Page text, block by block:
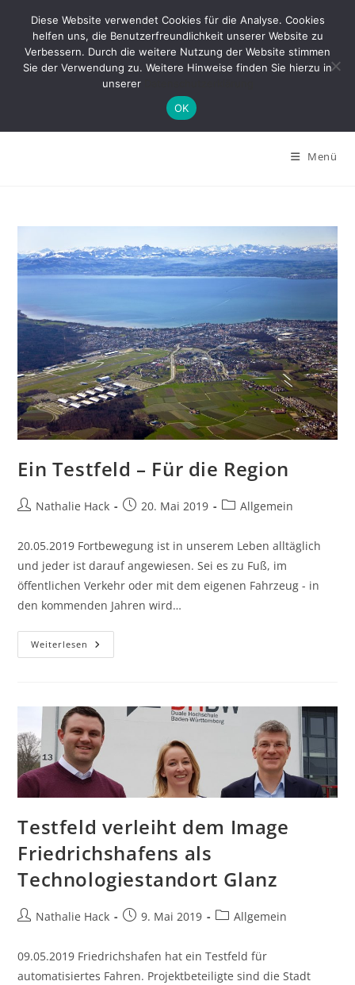
springen
Menü
Ein Testfeld – Für die Region
Beitrags-
Nathalie Hack
Beitrag20. Mai 2019
Beitrags-
Allgemein
20.05.2019 Fortbewegung ist in unserem Leben alltäglich
und jeder ist darauf angewiesen. Sei es zu Fuß, im
öffentlichen Verkehr oder mit dem eigenen Fahrzeug - in
den kommenden Jahren wird…
Weiterlesen Ein
Testfeld
Testfeld verleiht dem Image
Friedrichshafens als
Technologiestandort Glanz
Beitrags-
Nathalie Hack
Beitrag9. Mai 2019
Beitrags-
Allgemein
09.05.2019 Friedrichshafen hat ein Testfeld für
automatisiertes Fahren. Projektbeteiligte sind die Stadt
Diese Website verwendet Cookies für die Analyse. Cookies
helfen uns, die Benutzerfreundlichkeit unserer Website zu
Verbessern. Durch die weitere Nutzung der Website stimmen
Sie der Verwendung zu. Weitere Hinweise finden Sie hierzu in
unserer
OK